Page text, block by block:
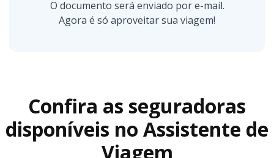
O documento será enviado por e-mail.
Agora é só aproveitar sua viagem!
Confira as seguradoras
disponíveis no Assistente de
Viagem